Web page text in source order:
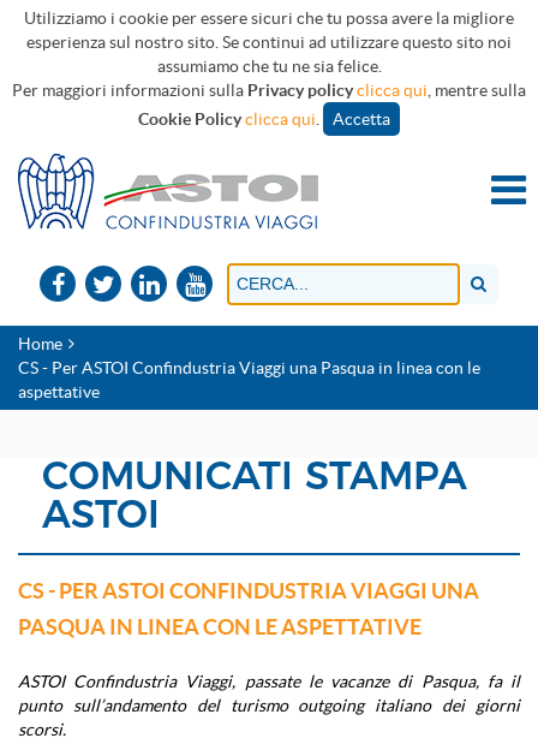
Utilizziamo i cookie per essere sicuri che tu possa avere la migliore
esperienza sul nostro sito. Se continui ad utilizzare questo sito noi
assumiamo che tu ne sia felice.
Per maggiori informazioni sulla Privacy policyclicca qui , mentre sulla
Cookie Policyclicca qui Accetta
Home
CS - Per ASTOI Confindustria Viaggi una Pasqua in linea con le
aspettative
COMUNICATI STAMPA
ASTOI
CS - PER ASTOI CONFINDUSTRIA VIAGGI UNA
PASQUA IN LINEA CON LE ASPETTATIVE
ASTOI Confindustria Viaggi, passate le vacanze di Pasqua, fa il
punto sull’andamento del turismo outgoing italiano dei giorni
scorsi.